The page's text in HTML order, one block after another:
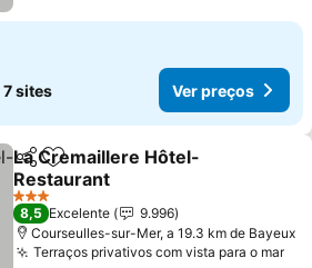
7 sites Ver preços
PartilharAdicionar aos favoritos
La Cremaillere Hôtel-
Restaurant
Ver preços
3 Estrelas
8,5 Excelente
9.996
Courseulles-sur-Mer, a 19.3 km de Bayeux
Terraços privativos com vista para o mar